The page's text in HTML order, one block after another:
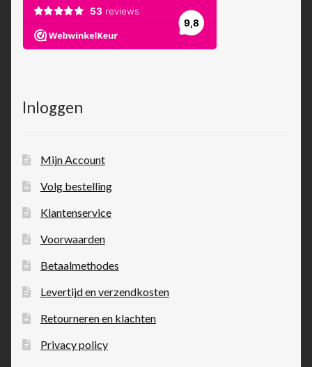
Inloggen
Mijn Account
Volg bestelling
Klantenservice
Voorwaarden
Betaalmethodes
Levertijd en verzendkosten
Retourneren en klachten
Privacy policy